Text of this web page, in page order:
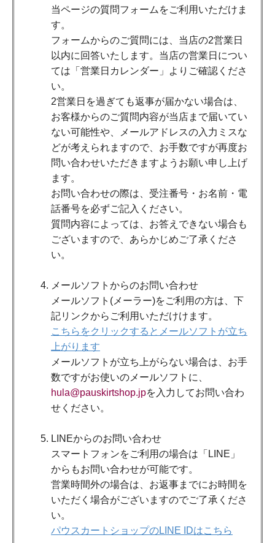
当ページの質問フォームをご利用いただけま
す。
フォームからのご質問には、当店の2営業日
以内に回答いたします。当店の営業日につい
ては「営業日カレンダー」よりご確認くださ
い。
2営業日を過ぎても返事が届かない場合は、
お客様からのご質問内容が当店まで届いてい
ない可能性や、メールアドレスの入力ミスな
どが考えられますので、お手数ですが再度お
問い合わせいただきますようお願い申し上げ
ます。
お問い合わせの際は、受注番号・お名前・電
話番号を必ずご記入ください。
質問内容によっては、お答えできない場合も
ございますので、あらかじめご了承くださ
い。
メールソフトからのお問い合わせ
メールソフト(メーラー)をご利用の方は、下
記リンクからご利用いただけけます。
こちらをクリックするとメールソフトが立ち
上がります
メールソフトが立ち上がらない場合は、お手
数ですがお使いのメールソフトに、
hula@pauskirtshop.jpを入力してお問い合わ
せください。
LINEからのお問い合わせ
スマートフォンをご利用の場合は「LINE」
からもお問い合わせが可能です。
営業時間外の場合は、お返事までにお時間を
いただく場合がございますのでご了承くださ
い。
パウスカートショップのLINE IDはこちら